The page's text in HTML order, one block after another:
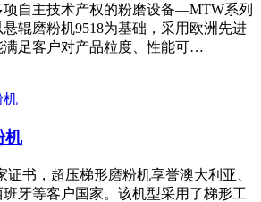
自主技术产权的粉磨设备—MTW系列
辊磨粉机9518为基础，采用欧洲先进
满足客户对产品粒度、性能可…
机
证书，超压梯形磨粉机享誉澳大利亚、
牙等客户国家。该机型采用了梯形工